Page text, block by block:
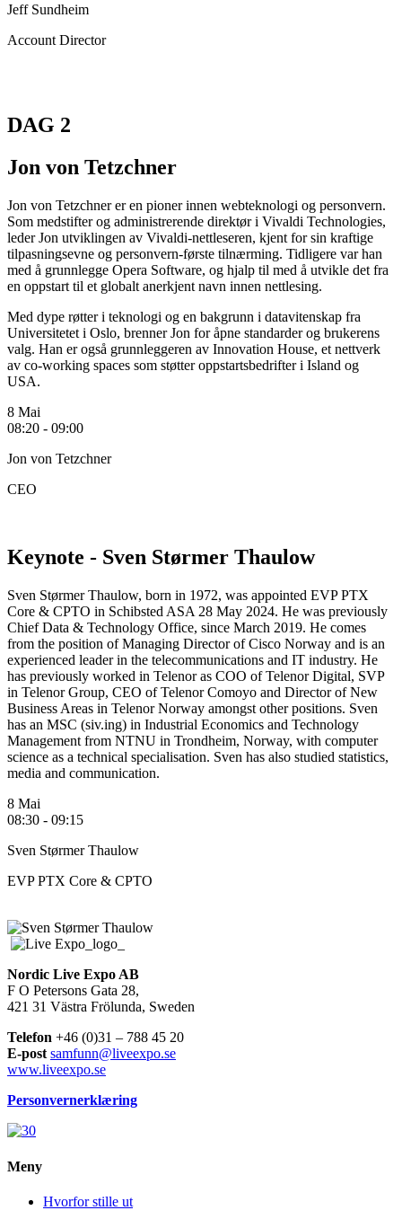
Jeff Sundheim
Account Director
DAG 2
Jon von Tetzchner
Jon von Tetzchner er en pioner innen webteknologi og personvern.
Som medstifter og administrerende direktør i Vivaldi Technologies,
leder Jon utviklingen av Vivaldi-nettleseren, kjent for sin kraftige
tilpasningsevne og personvern-første tilnærming. Tidligere var han
med å grunnlegge Opera Software, og hjalp til med å utvikle det fra
en oppstart til et globalt anerkjent navn innen nettlesing.
Med dype røtter i teknologi og en bakgrunn i datavitenskap fra
Universitetet i Oslo, brenner Jon for åpne standarder og brukerens
valg. Han er også grunnleggeren av Innovation House, et nettverk
av co-working spaces som støtter oppstartsbedrifter i Island og
USA.
8 Mai
08:20 - 09:00
Jon von Tetzchner
CEO
Keynote - Sven Størmer Thaulow
Sven Størmer Thaulow, born in 1972, was appointed EVP PTX
Core & CPTO in Schibsted ASA 28 May 2024. He was previously
Chief Data & Technology Office, since March 2019. He comes
from the position of Managing Director of Cisco Norway and is an
experienced leader in the telecommunications and IT industry. He
has previously worked in Telenor as COO of Telenor Digital, SVP
in Telenor Group, CEO of Telenor Comoyo and Director of New
Business Areas in Telenor Norway amongst other positions. Sven
has an MSC (siv.ing) in Industrial Economics and Technology
Management from NTNU in Trondheim, Norway, with computer
science as a technical specialisation. Sven has also studied statistics,
media and communication.
8 Mai
08:30 - 09:15
Sven Størmer Thaulow
EVP PTX Core & CPTO
Nordic Live Expo AB
F O Petersons Gata 28,
421 31 Västra Frölunda, Sweden
Telefon +46 (0)31 – 788 45 20
E-post samfunn@liveexpo.se
www.liveexpo.se
Personvernerklæring
Meny
Hvorfor stille ut